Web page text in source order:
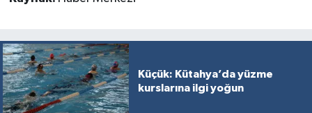
Küçük: Kütahya’da yüzme
kurslarına ilgi yoğun